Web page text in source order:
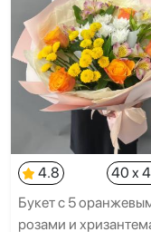
4.8
40 x
Букет с 5
розами и